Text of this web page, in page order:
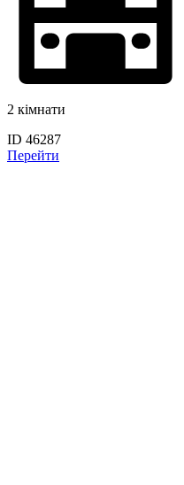
2 кімнати
ID 46287
Перейти